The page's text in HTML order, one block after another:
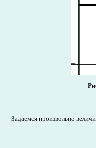
Задаемся произвольно